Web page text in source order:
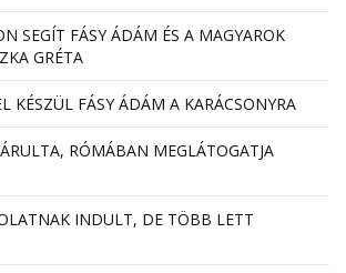
SEGÍT FÁSY ÁDÁM ÉS A MAGYAROK
GRÉTA
KÉSZÜL FÁSY ÁDÁM A KARÁCSONYRA
RÓMÁBAN MEGLÁTOGATJA
INDULT, DE TÖBB LETT